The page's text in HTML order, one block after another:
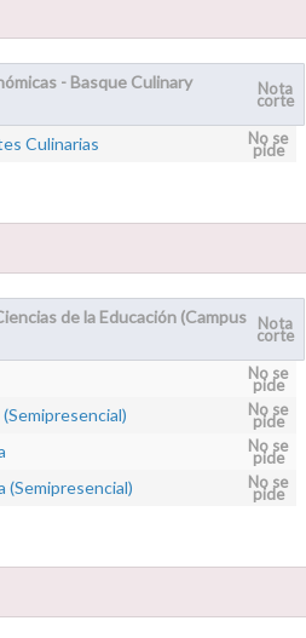
- Basque Culinary
Nota
corte
Culinarias No se
pide
de la Educación (Campus
Nota
corte
No se
pide
No se
pide
No se
pide
(Semipresencial) No se
pide